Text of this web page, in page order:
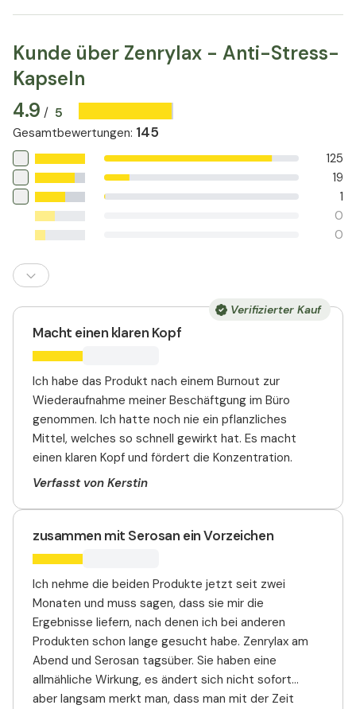
Zuckeraustauschstoffe. Beachten Sie aber stets die
Kunde über Zenrylax - Anti-Stress-
Kapseln
4.9 / 5
Gesamtbewertungen: 145
125
19
1
0
0
Verifizierter Kauf
Macht einen klaren Kopf
Ich habe das Produkt nach einem Burnout zur
Wiederaufnahme meiner Beschäftgung im Büro
genommen. Ich hatte noch nie ein pflanzliches
Mittel, welches so schnell gewirkt hat. Es macht
einen klaren Kopf und fördert die Konzentration.
Verfasst von Kerstin
zusammen mit Serosan ein Vorzeichen
Ich nehme die beiden Produkte jetzt seit zwei
Monaten und muss sagen, dass sie mir die
Ergebnisse liefern, nach denen ich bei anderen
Produkten schon lange gesucht habe. Zenrylax am
Abend und Serosan tagsüber. Sie haben eine
allmähliche Wirkung, es ändert sich nicht sofort...
aber langsam merkt man, dass man mit der Zeit